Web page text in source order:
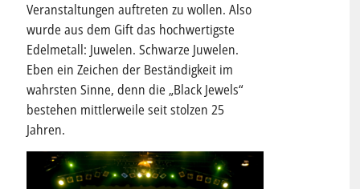
Veranstaltungen auftreten zu wollen. Also
wurde aus dem Gift das hochwertigste
Edelmetall: Juwelen. Schwarze Juwelen.
Eben ein Zeichen der Beständigkeit im
wahrsten Sinne, denn die „Black Jewels“
bestehen mittlerweile seit stolzen 25
Jahren.